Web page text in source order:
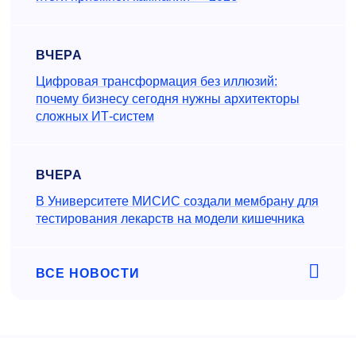
ВЧЕРА
Цифровая трансформация без иллюзий:
почему бизнесу сегодня нужны архитекторы
сложных ИТ-систем
ВЧЕРА
В Университете МИСИС создали мембрану для
тестирования лекарств на модели кишечника
ВСЕ НОВОСТИ